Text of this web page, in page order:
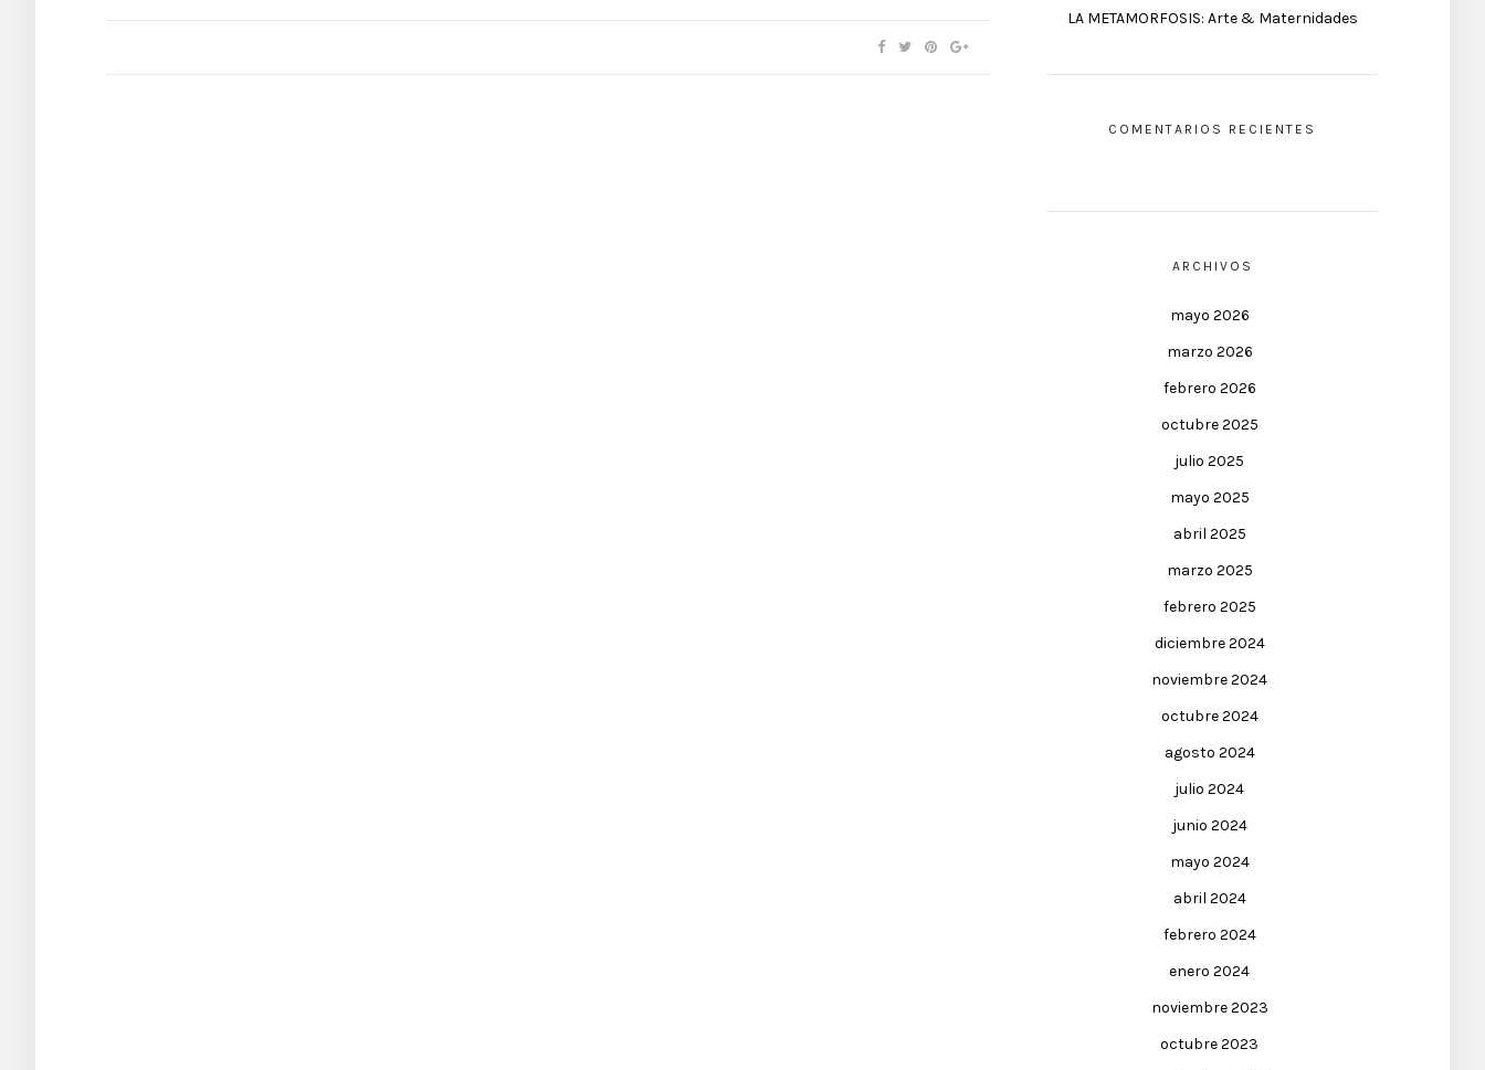
LA METAMORFOSIS: Arte & Maternidades
COMENTARIOS RECIENTES
ARCHIVOS
mayo 2026
marzo 2026
febrero 2026
octubre 2025
julio 2025
mayo 2025
abril 2025
marzo 2025
febrero 2025
diciembre 2024
noviembre 2024
octubre 2024
agosto 2024
julio 2024
junio 2024
mayo 2024
abril 2024
febrero 2024
enero 2024
noviembre 2023
octubre 2023